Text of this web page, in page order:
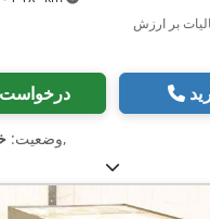
بر ارزش
وضعیت:,